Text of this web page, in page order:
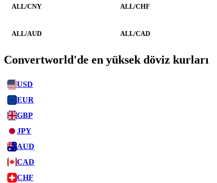
ALL/CNY ALL/CHF
ALL/AUD ALL/CAD
Convertworld'de en yüksek döviz kurları
USD
EUR
GBP
JPY
AUD
CAD
CHF